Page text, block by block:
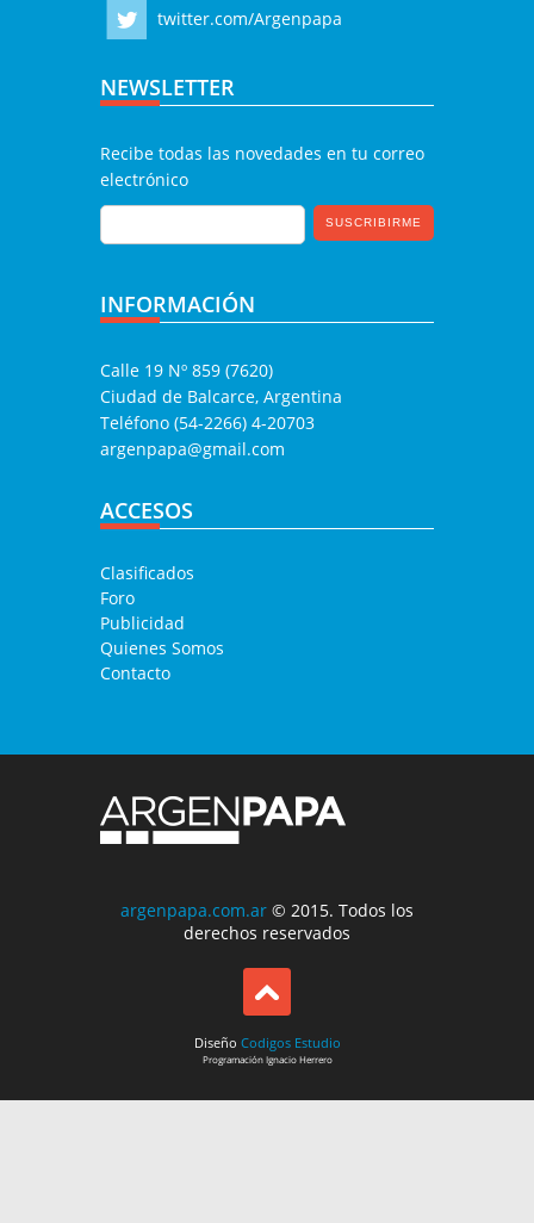
twitter.com/Argenpapa
NEWSLETTER
Recibe todas las novedades en tu correo
electrónico
INFORMACIÓN
Calle 19 Nº 859 (7620)
Ciudad de Balcarce, Argentina
Teléfono (54-2266) 4-20703
argenpapa@gmail.com
ACCESOS
Clasificados
Foro
Publicidad
Quienes Somos
Contacto
argenpapa.com.ar © 2015. Todos los
derechos reservados
Diseño Codigos Estudio
ProgramaciónIgnacio Herrero